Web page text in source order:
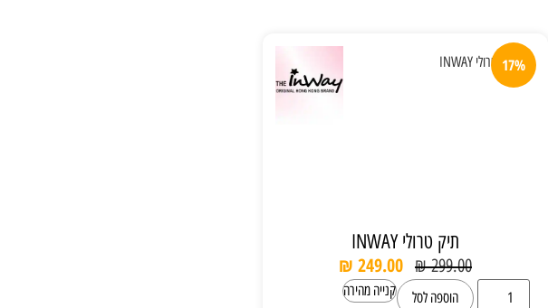
תיק טרולי INWAY
₪299.00
₪ 249.00
הוספה לסל קנייה מהירה
17%